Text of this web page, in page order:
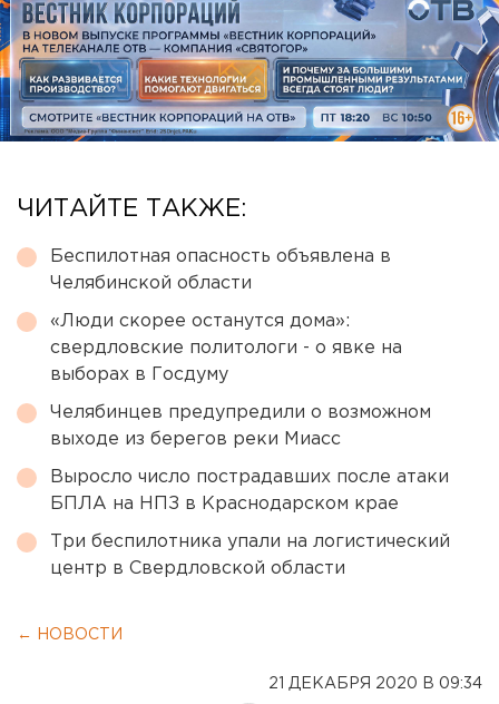
ЧИТАЙТЕ ТАКЖЕ:
Беспилотная опасность объявлена в
Челябинской области
«Люди скорее останутся дома»:
свердловские политологи - о явке на
выборах в Госдуму
Челябинцев предупредили о возможном
выходе из берегов реки Миасс
Выросло число пострадавших после атаки
БПЛА на НПЗ в Краснодарском крае
Три беспилотника упали на логистический
центр в Свердловской области
← НОВОСТИ
21 ДЕКАБРЯ 2020 В 09:34